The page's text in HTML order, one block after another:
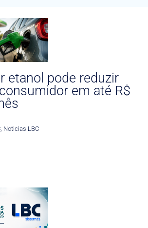
etanol pode reduzir
em até R$
Noticias LBC